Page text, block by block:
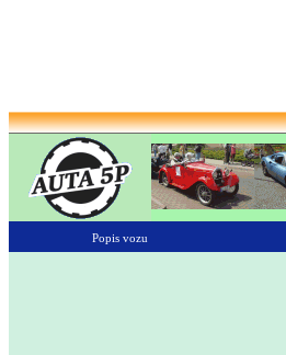
Popis vozu